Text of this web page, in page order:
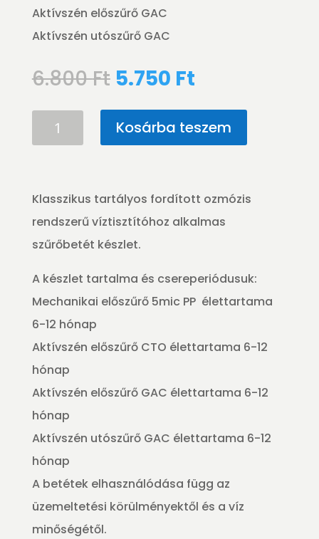
Aktívszén előszűrő GAC
Aktívszén utószűrő GAC
6.800Ft Original
was:
6.800 Ft.
5.750 FtCurrent
is:
5.750 Ft.
készlet
víztisztítóhoz
os
membránszűrő
Kosárba teszem
Klasszikus tartályos fordított ozmózis
rendszerű víztisztítóhoz alkalmas
szűrőbetét készlet.
A készlet tartalma és csereperiódusuk:
Mechanikai előszűrő 5mic PP élettartama
6-12 hónap
Aktívszén előszűrő CTO élettartama 6-12
hónap
Aktívszén előszűrő GAC élettartama 6-12
hónap
Aktívszén utószűrő GAC élettartama 6-12
hónap
A betétek elhasználódása függ az
üzemeltetési körülményektől és a víz
minőségétől.